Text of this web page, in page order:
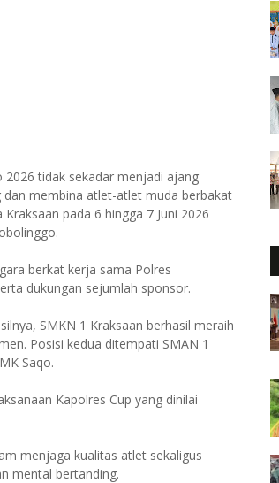
2026 tidak sekadar menjadi ajang
membina atlet-atlet muda berbakat
pada 6 hingga 7 Juni 2026
berkat kerja sama Polres
dukungan sejumlah sponsor.
SMKN 1 Kraksaan berhasil meraih
Posisi kedua ditempati SMAN 1
Saqo.
Kapolres Cup yang dinilai
menjaga kualitas atlet sekaligus
mental bertanding.